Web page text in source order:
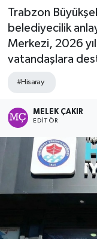
Trabzon
belediyecilik
Merkezi, 2026
vatandaşlara
#Hisaray
MELEK ÇAKIR
EDITÖR
Son Dakika
Haber Arşivi